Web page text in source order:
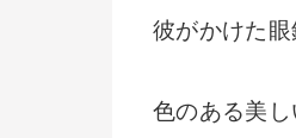
彼がかけた
色のある美